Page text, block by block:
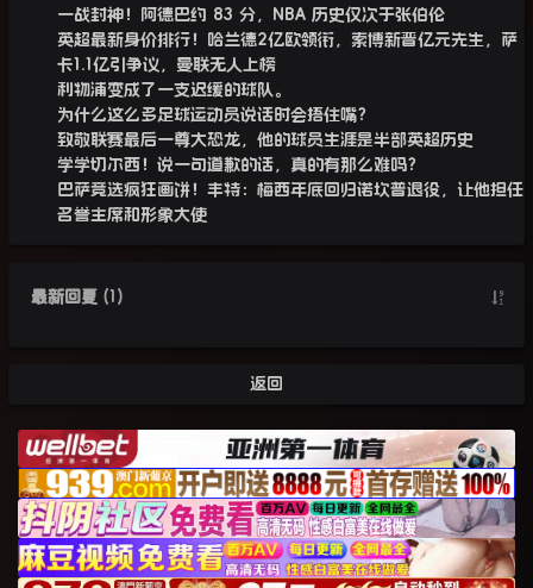
一战封神！阿德巴约 83 分，NBA 历史仅次于张伯伦
英超最新身价排行！哈兰德2亿欧领衔，索博新晋亿元先生，萨
卡1.1亿引争议，曼联无人上榜
利物浦变成了一支迟缓的球队。
为什么这么多足球运动员说话时会捂住嘴？
致敬联赛最后一尊大恐龙，他的球员生涯是半部英超历史
学学切尔西！说一句道歉的话，真的有那么难吗？
巴萨竞选疯狂画饼！丰特：梅西年底回归诺坎普退役，让他担任
名誉主席和形象大使
最新回复(1 )
返回